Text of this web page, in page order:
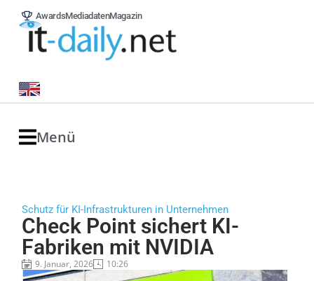
AwardsMediadatenMagazin
Menü
Schutz für KI-Infrastrukturen in Unternehmen
Check Point sichert KI-
Fabriken mit NVIDIA
9. Januar, 2026 10:26